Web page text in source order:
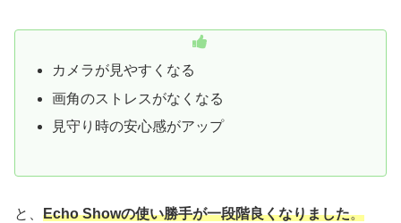
カメラが見やすくなる
画角のストレスがなくなる
見守り時の安心感がアップ
と、 Echo Showの使い勝手が一段階良くなりました。